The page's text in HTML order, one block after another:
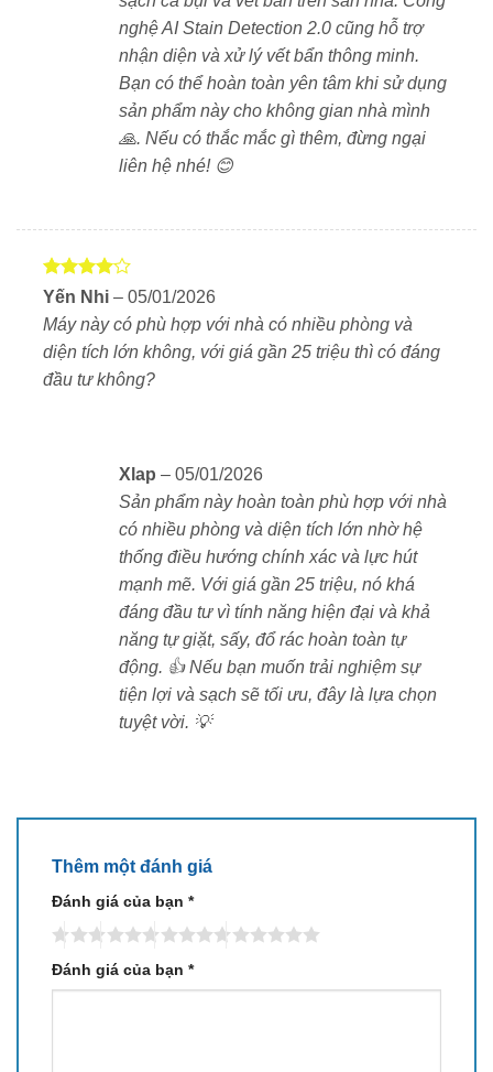
Con lăn quay 200 vòng/phút, giặt tự động tới 200 lần
mỗi phút, giữ khăn lau luôn sạch và không để lại vệt
Công nghệTruEdge 3.0giúp con lăn mở rộng linh
hoạt thêm 1.5 cm, kết hợp bánh cao su mềm áp sát
mép tường. Nhờ đó, robot tiếp cận góc cạnh hiệu quả
hơn 200% so với OZMO 1.0 mà không gây trầy xước
nghệ AI Stain Detection 2.0 cũng hỗ trợ
nhận diện và xử lý vết bẩn thông minh.
Bạn có thể hoàn toàn yên tâm khi sử dụng
sản phẩm này cho không gian nhà mình
🙏. Nếu có thắc mắc gì thêm, đừng ngại
liên hệ nhé! 😊
Được
45 sao
Yến Nhi – 05/01/2026
Máy này có phù hợp với nhà có nhiều phòng và
diện tích lớn không, với giá gần 25 triệu thì có đáng
đầu tư không?
Xlap – 05/01/2026
Sản phẩm này hoàn toàn phù hợp với nhà
có nhiều phòng và diện tích lớn nhờ hệ
thống điều hướng chính xác và lực hút
mạnh mẽ. Với giá gần 25 triệu, nó khá
đáng đầu tư vì tính năng hiện đại và khả
năng tự giặt, sấy, đổ rác hoàn toàn tự
động. 👍 Nếu bạn muốn trải nghiệm sự
tiện lợi và sạch sẽ tối ưu, đây là lựa chọn
tuyệt vời. 💡
Thêm một đánh giá
Đánh giá của bạn *
Đánh giá của bạn *